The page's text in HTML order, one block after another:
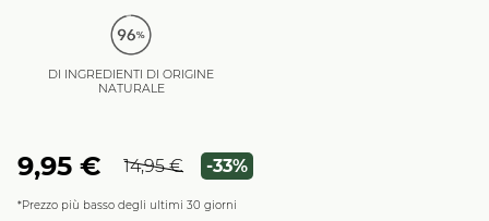
DI INGREDIENTI DI ORIGINE
NATURALE
9,95 € 14,95 € -33%
*Prezzo più basso degli ultimi 30 giorni